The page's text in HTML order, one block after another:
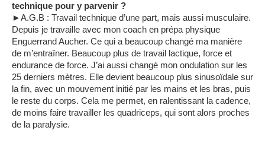
technique pour y parvenir ?
►A.G.B : Travail technique d’une part, mais aussi musculaire.
Depuis je travaille avec mon coach en prépa physique
Enguerrand Aucher. Ce qui a beaucoup changé ma manière
de m’entraîner. Beaucoup plus de travail lactique, force et
endurance de force. J’ai aussi changé mon ondulation sur les
25 derniers mètres. Elle devient beaucoup plus sinusoïdale sur
la fin, avec un mouvement initié par les mains et les bras, puis
le reste du corps. Cela me permet, en ralentissant la cadence,
de moins faire travailler les quadriceps, qui sont alors proches
de la paralysie.